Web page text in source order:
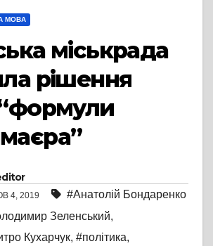
МОВА
міськрада
рішення
4, 2019
#Анатолій Бондаренко
Зеленський,
Кухарчук, #політика,